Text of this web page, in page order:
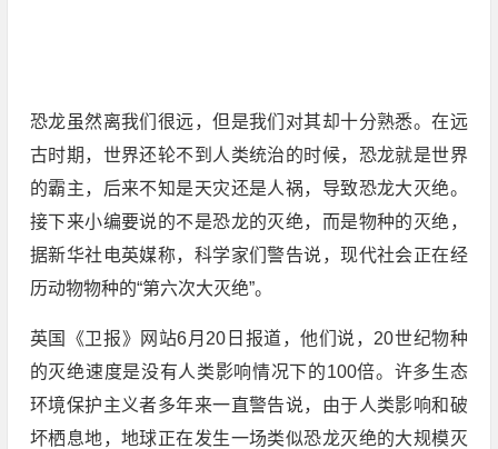
恐龙虽然离我们很远，但是我们对其却十分熟悉。在远
古时期，世界还轮不到人类统治的时候，恐龙就是世界
的霸主，后来不知是天灾还是人祸，导致恐龙大灭绝。
接下来小编要说的不是恐龙的灭绝，而是物种的灭绝，
据新华社电英媒称，科学家们警告说，现代社会正在经
历动物物种的“第六次大灭绝”。
英国《卫报》网站6月20日报道，他们说，20世纪物种
的灭绝速度是没有人类影响情况下的100倍。许多生态
环境保护主义者多年来一直警告说，由于人类影响和破
坏栖息地，地球正在发生一场类似恐龙灭绝的大规模灭